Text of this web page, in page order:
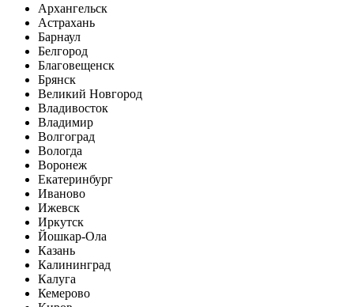
Архангельск
Астрахань
Барнаул
Белгород
Благовещенск
Брянск
Великий Новгород
Владивосток
Владимир
Волгоград
Вологда
Воронеж
Екатеринбург
Иваново
Ижевск
Иркутск
Йошкар-Ола
Казань
Калининград
Калуга
Кемерово